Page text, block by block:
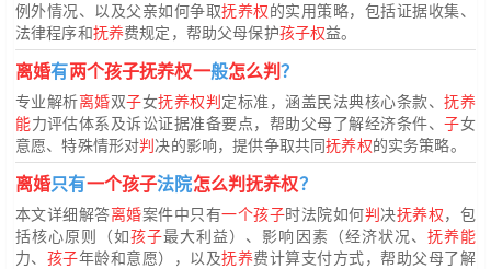
例外情况、以及父亲如何争取抚养权的实用策略，包括证据收集、
法律程序和抚养费规定，帮助父母保护孩子权益。
离婚有两个孩子抚养权一般怎么判？
专业解析离婚双子女抚养权判定标准，涵盖民法典核心条款、抚养
能力评估体系及诉讼证据准备要点，帮助父母了解经济条件、子女
意愿、特殊情形对判决的影响，提供争取共同抚养权的实务策略。
离婚只有一个孩子法院怎么判抚养权？
本文详细解答离婚案件中只有一个孩子时法院如何判决抚养权，包
括核心原则（如孩子最大利益）、影响因素（经济状况、 抚养能
力、 孩子年龄和意愿），以及抚养费计算支付方式，帮助父母了解